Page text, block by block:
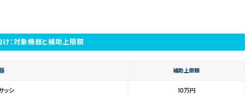
：対象機器と補助上限額
補助上限額
ッシ 10万円